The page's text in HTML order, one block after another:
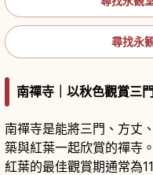
尋找永
南禪寺｜以秋色觀賞三
南禪寺是能將三門、方丈
築與紅葉一起欣賞的禪寺。
紅葉的最佳觀賞期通常為